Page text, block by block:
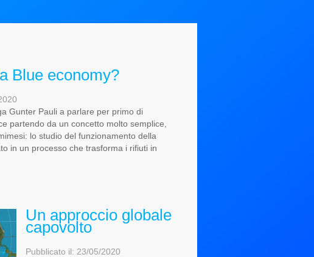
Blue economy?
Gunter Pauli a parlare per primo di
partendo da un concetto molto semplice,
lo studio del funzionamento della
in un processo che trasforma i rifiuti in
Un approccio globale
capovolto
Pubblicato il: 23/05/2020